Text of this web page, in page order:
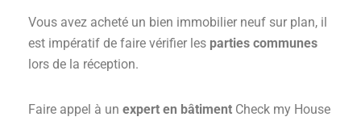
Vous avez acheté un bien immobilier neuf sur plan, il
est impératif de faire vérifier les parties communes
lors de la réception.
Faire appel à un expert en bâtiment Check my House